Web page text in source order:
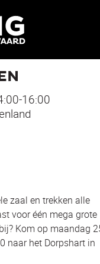
16:00
zaal en trekken alle
voor één mega grote
Kom op maandag
naar het Dorpshart in